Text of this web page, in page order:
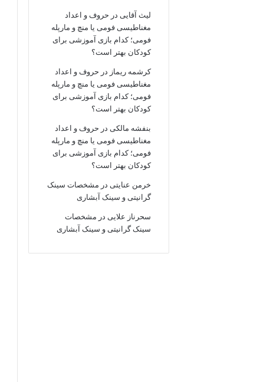
لیث آقایی در حروف و اعداد
مغناطیسی فومی یا منچ و مارپله
فومی؛ کدام بازی آموزشی برای
کودکان بهتر است؟
کرشمه ریماز در حروف و اعداد
مغناطیسی فومی یا منچ و مارپله
فومی؛ کدام بازی آموزشی برای
کودکان بهتر است؟
بنفشه مالکی در حروف و اعداد
مغناطیسی فومی یا منچ و مارپله
فومی؛ کدام بازی آموزشی برای
کودکان بهتر است؟
خرمن عنایتی در مشخصات سینک
گرانیتی و سینک آبشاری
سحرناز علایی در مشخصات
سینک گرانیتی و سینک آبشاری